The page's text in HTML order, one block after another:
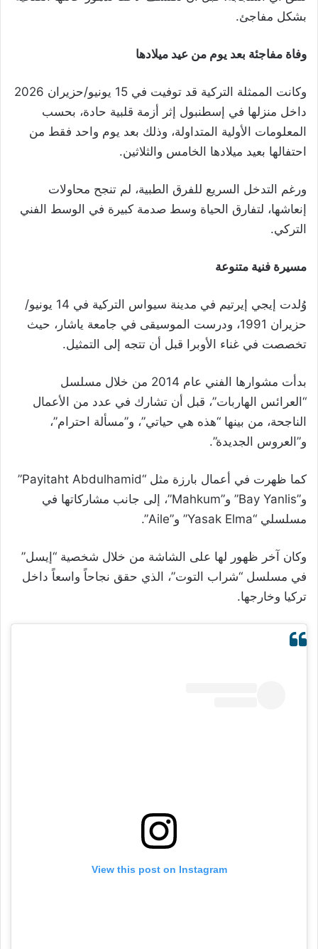
بشكل مفاجئ.
وفاة مفاجئة بعد يوم من عيد ميلادها
وكانت الممثلة التركية قد توفيت في 15 يونيو/حزيران 2026
داخل منزلها في إسطنبول إثر أزمة قلبية حادة، بحسب
المعلومات الأولية المتداولة، وذلك بعد يوم واحد فقط من
احتفالها بعيد ميلادها الخامس والثلاثين.
ورغم التدخل السريع للفرق الطبية، لم تنجح محاولات
إنعاشها، لتفارق الحياة وسط صدمة كبيرة في الوسط الفني
التركي.
مسيرة فنية متنوعة
وُلدت إيجي إيرتيم في مدينة سيواس التركية في 14 يونيو/
حزيران 1991، ودرست الموسيقى في جامعة ياشار، حيث
تخصصت في غناء الأوبرا قبل أن تتجه إلى التمثيل.
بدأت مشوارها الفني عام 2014 من خلال مسلسل
“العرائس الهاربات”، قبل أن تشارك في عدد من الأعمال
الناجحة، من بينها “هذه هي حياتي”، و”مسألة احترام”،
و”العروس الجديدة”.
كما ظهرت في أعمال بارزة مثل “Payitaht Abdulhamid”
و”Bay Yanlis” و”Mahkum”، إلى جانب مشاركاتها في
مسلسلي “Yasak Elma” و”Aile”.
وكان آخر ظهور لها على الشاشة من خلال شخصية “إيسل”
في مسلسل “شراب التوت”، الذي حقق نجاحاً واسعاً داخل
تركيا وخارجها.
View this post on Instagram